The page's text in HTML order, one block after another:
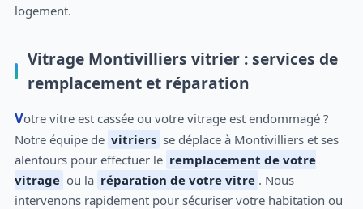
logement.
Vitrage Montivilliers vitrier : services de
remplacement et réparation
Votre vitre est cassée ou votre vitrage est endommagé ?
Notre équipe de vitriers se déplace à Montivilliers et ses
alentours pour effectuer le remplacement de votre
vitrage ou la réparation de votre vitre . Nous
intervenons rapidement pour sécuriser votre habitation ou